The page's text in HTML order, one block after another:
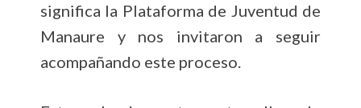
significa la Plataforma de Juventud de
Manaure y nos invitaron a seguir
acompañando este proceso.